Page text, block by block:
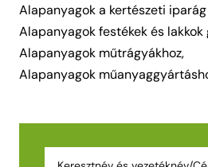
Alapanyagok a kertészeti
Alapanyagok festékek és
Alapanyagok műtrágyákhoz,
Alapanyagok